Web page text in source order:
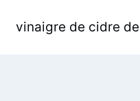
vinaigre de cidre